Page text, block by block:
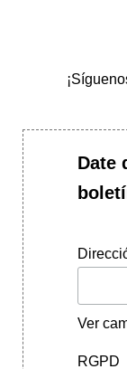
Date
Ver
RGPD